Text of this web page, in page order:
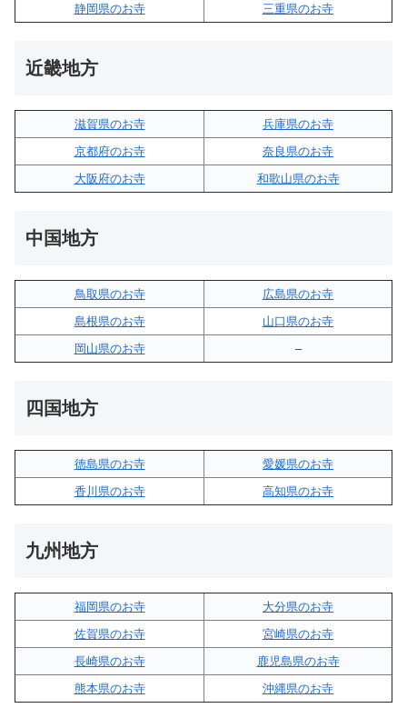
静岡県のお寺
三重県のお寺
近畿地方
滋賀県のお寺
兵庫県のお寺
京都府のお寺
奈良県のお寺
大阪府のお寺
和歌山県のお寺
中国地方
鳥取県のお寺
広島県のお寺
島根県のお寺
山口県のお寺
岡山県のお寺
–
四国地方
徳島県のお寺
愛媛県のお寺
香川県のお寺
高知県のお寺
九州地方
福岡県のお寺
大分県のお寺
佐賀県のお寺
宮崎県のお寺
長崎県のお寺
鹿児島県のお寺
熊本県のお寺
沖縄県のお寺